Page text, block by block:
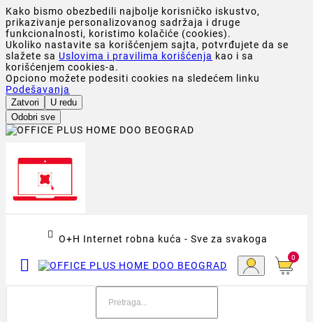
Kako bismo obezbedili najbolje korisničko iskustvo,
prikazivanje personalizovanog sadržaja i druge
funkcionalnosti, koristimo kolačiće (cookies).
Ukoliko nastavite sa korišćenjem sajta, potvrđujete da se
slažete sa Uslovima i pravilima korišćenja kao i sa
korišćenjem cookies-a.
Opciono možete podesiti cookies na sledećem linku
Podešavanja
Zatvori
U redu
Odobri sve
 O+H Internet robna kuća - Sve za svakoga
 0